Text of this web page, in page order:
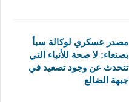
مصدر عسكري لوكالة سبأ
بصنعاء: لا صحة للأنباء التي
تتحدث عن وجود تصعيد في
جبهة الضالع